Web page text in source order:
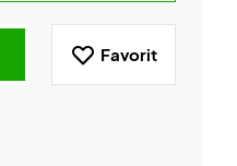
Favorit